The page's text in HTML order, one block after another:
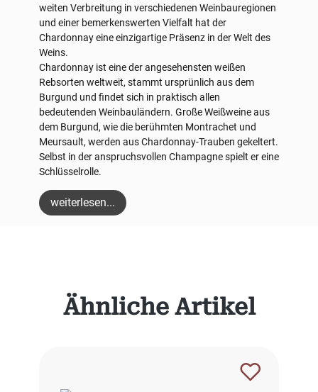
Produktgalerie überspringen
Ähnliche Artikel
weiten Verbreitung in verschiedenen Weinbauregionen
und einer bemerkenswerten Vielfalt hat der
Chardonnay eine einzigartige Präsenz in der Welt des
Weins.
Chardonnay ist eine der angesehensten weißen
Rebsorten weltweit, stammt ursprünlich aus dem
Burgund und findet sich in praktisch allen
bedeutenden Weinbauländern. Große Weißweine aus
dem Burgund, wie die berühmten Montrachet und
Meursault, werden aus Chardonnay-Trauben gekeltert.
Selbst in der anspruchsvollen Champagne spielt er eine
Schlüsselrolle.
weiterlesen...